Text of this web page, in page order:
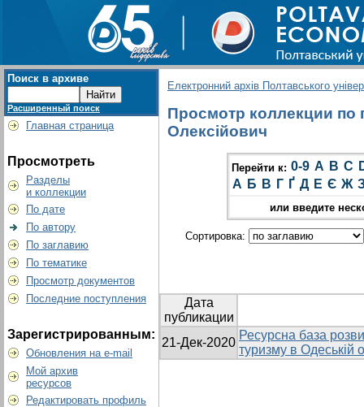
Поиск в архиве
Расширенный поиск
Главная страница
Просмотреть
Разделы
и коллекции
По дате
По автору
По заглавию
По тематике
Просмотр документов
Последние поступления
Зарегистрированным:
Обновления на e-mail
Мой архив
ресурсов
Редактировать профиль
Електронний архів Полтавського
Просмотр коллекции по
Олексійович
Перейти к: 0-9 A B C
А Б В Г Ґ Д Е Є Ж
или введите
Сортировка:
Дата
публикации
21-Дек-2020
Ресурсна база
туризму в Одеській